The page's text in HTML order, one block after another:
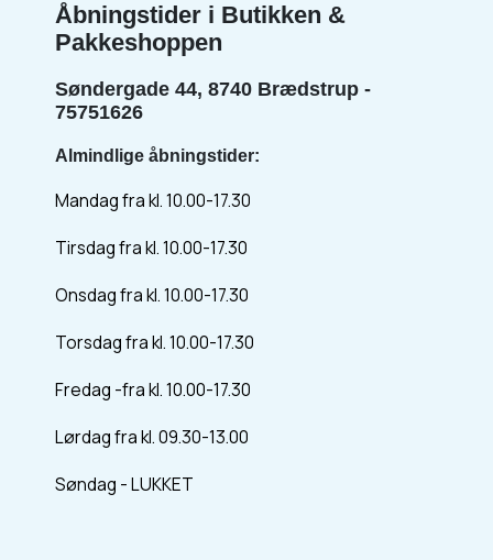
Åbningstider i Butikken &
Pakkeshoppen
Søndergade 44, 8740 Brædstrup -
75751626
Almindlige åbningstider:
Mandag fra kl. 10.00-17.30
Tirsdag fra kl. 10.00-17.30
Onsdag fra kl. 10.00-17.30
Torsdag fra kl. 10.00-17.30
Fredag -fra kl. 10.00-17.30
Lørdag fra kl. 09.30-13.00
Søndag - LUKKET